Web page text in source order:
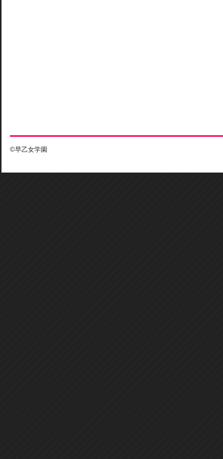
©早乙女学園